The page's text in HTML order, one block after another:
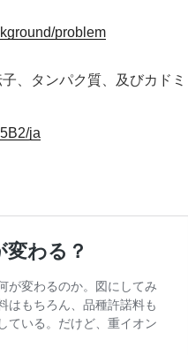
problem
、タンパク質、及びカドミ
ja